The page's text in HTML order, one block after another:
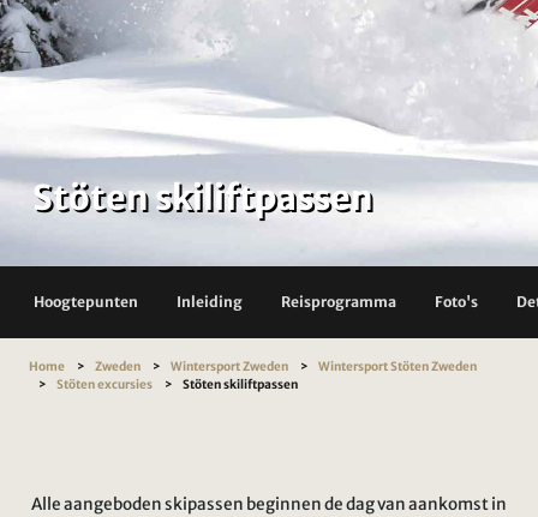
Stöten skiliftpassen
Hoogtepunten Inleiding Reisprogramma Foto's
Home Zweden Wintersport Zweden
Wintersport Stöten Zweden
Stöten excursies
Stöten skiliftpassen
Alle aangeboden skipassen beginnen de dag van aankomst in